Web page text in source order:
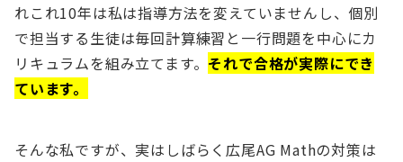
れこれ10年は私は指導方法を変えていませんし、個別
で担当する生徒は毎回計算練習と一行問題を中心にカ
リキュラムを組み立てます。 それで合格が実際にでき
ています。
そんな私ですが、実はしばらく広尾AG Mathの対策は